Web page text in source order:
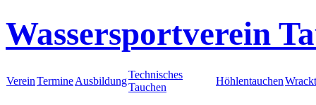
Wassersportverein
VereinTermineAusbildung
Technisches
Tauchen
Höhlentauchen